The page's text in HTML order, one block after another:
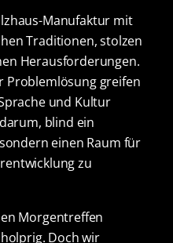
Manufaktur mit
Traditionen, stolzen
Herausforderungen.
Problemlösung greifen
und Kultur
blind ein
einen Raum für
zu
Morgentreffen
Doch wir